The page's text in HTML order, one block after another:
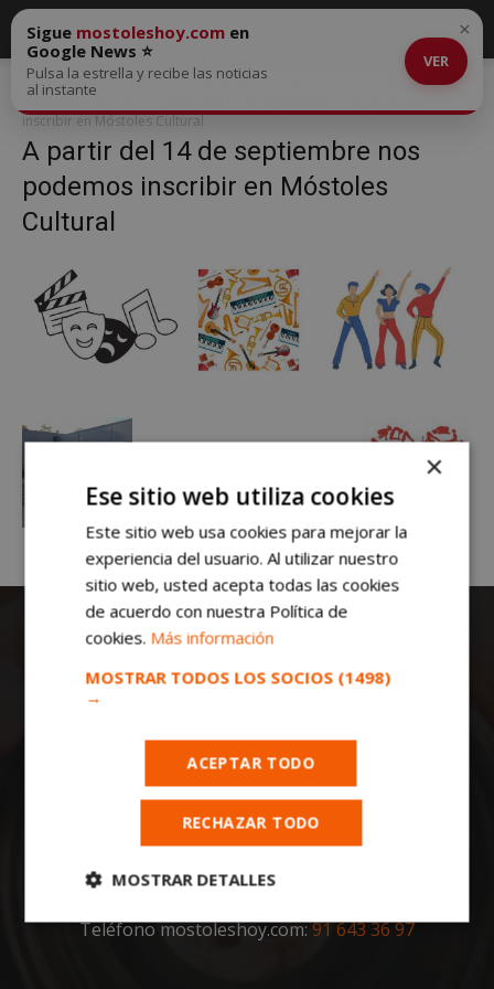
Inicio
A partir del 14 de septiembre nos podemos inscribir en
Móstoles Cultural
inscribir en Móstoles Cultural
A partir del 14 de septiembre nos
podemos inscribir en Móstoles
Cultural
Sigue mostoleshoy.com en
Google News ⭐
Pulsa la estrella y recibe las noticias
al instante
VER
×
Todas las noticias de Móstoles en
mostoleshoy.com. Mantente informado de
toda la actualidad, noticias, eventos, ocio y
deportes de tu ciudad. ¡Síguenos!
Notas de prensa a:
Teléfono mostoleshoy.com:91 643 36 97
×
Ese sitio web utiliza cookies
Este sitio web usa cookies para mejorar la
experiencia del usuario. Al utilizar nuestro
sitio web, usted acepta todas las cookies
de acuerdo con nuestra Política de
cookies. Más información
MOSTRAR TODOS LOS SOCIOS (1498)
→
ACEPTAR TODO
RECHAZAR TODO
MOSTRAR DETALLES
Cookies
estrictamente
Cookies de
rendimiento